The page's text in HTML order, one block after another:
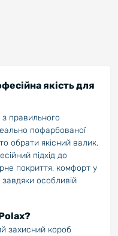
якість для
з правильного
пофарбованої
обрати якісний валик.
підхід до
покриття, комфорт у
особливій
захисний короб